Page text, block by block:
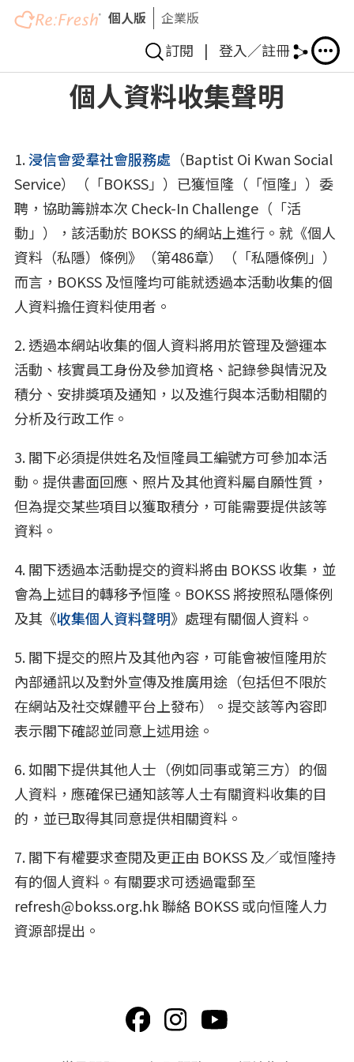
移
個人版 企業版
訂閱 | 登入／註冊
個人資料收集聲明
1.浸信會愛羣社會服務處 （Baptist Oi Kwan Social
Service）（「BOKSS」）已獲恒隆（「恒隆」）委
聘，協助籌辦本次 Check-In Challenge（「活
動」），該活動於 BOKSS 的網站上進行。就《個人
資料（私隱）條例》（第486章）（「私隱條例」）
而言，BOKSS 及恒隆均可能就透過本活動收集的個
人資料擔任資料使用者。
2. 透過本網站收集的個人資料將用於管理及營運本
活動、核實員工身份及參加資格、記錄參與情況及
積分、安排獎項及通知，以及進行與本活動相關的
分析及行政工作。
3. 閣下必須提供姓名及恒隆員工編號方可參加本活
動。提供書面回應、照片及其他資料屬自願性質，
但為提交某些項目以獲取積分，可能需要提供該等
資料。
4. 閣下透過本活動提交的資料將由 BOKSS 收集，並
會為上述目的轉移予恒隆。BOKSS 將按照私隱條例
及其《收集個人資料聲明》處理有關個人資料。
5. 閣下提交的照片及其他內容，可能會被恒隆用於
內部通訊以及對外宣傳及推廣用途（包括但不限於
在網站及社交媒體平台上發布）。提交該等內容即
表示閣下確認並同意上述用途。
6. 如閣下提供其他人士（例如同事或第三方）的個
人資料，應確保已通知該等人士有關資料收集的目
的，並已取得其同意提供相關資料。
7. 閣下有權要求查閱及更正由 BOKSS 及／或恒隆持
有的個人資料。有關要求可透過電郵至
refresh@bokss.org.hk 聯絡 BOKSS 或向恒隆人力
資源部提出。